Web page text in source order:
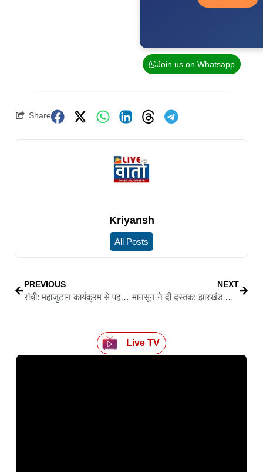
Join us on Whatsapp
Share
Kriyansh
All Posts
PREVIOUS
रांची: महाजुटान कार्यक्रम से पहले बेड़ो में कड़ी सुरक्षा, पूर्व मंत्री देव कुमार धान डिटेन, 100 मीटर की परिधि में निषेधाज्ञा जारी
NEXT
मानसून ने दी दस्तक: झारखंड के कई जिलों में झमाझम बारिश, रांची में भारी बारिश का अलर्ट
Live TV